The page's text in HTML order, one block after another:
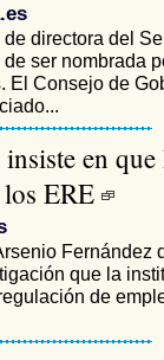
directora del
ser nombrada
El Consejo de
en que
ERE
Fernández
que la
de